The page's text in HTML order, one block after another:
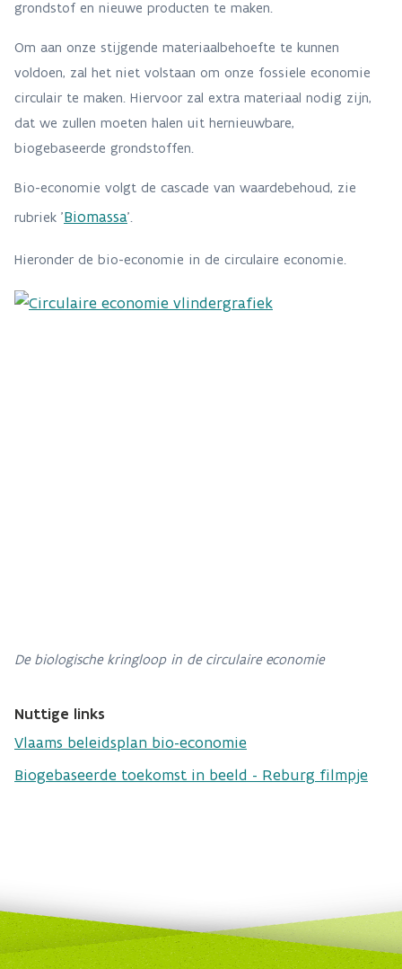
grondstof en nieuwe producten te maken.
Om aan onze stijgende materiaalbehoefte te kunnen
voldoen, zal het niet volstaan om onze fossiele economie
circulair te maken. Hiervoor zal extra materiaal nodig zijn,
dat we zullen moeten halen uit hernieuwbare,
biogebaseerde grondstoffen.
Bio-economie volgt de cascade van waardebehoud, zie
rubriek 'Biomassa'.
Hieronder de bio-economie in de circulaire economie.
De biologische kringloop in de circulaire economie
Nuttige links
Vlaams beleidsplan bio-economie
Biogebaseerde toekomst in beeld - Reburg filmpje